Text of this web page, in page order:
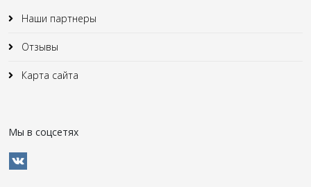
Наши партнеры
Отзывы
Карта сайта
Мы в соцсетях